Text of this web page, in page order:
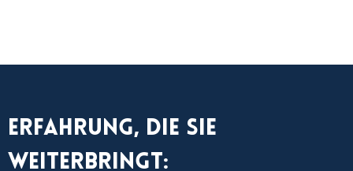
Erfahrung, die Sie
weiterbringt: